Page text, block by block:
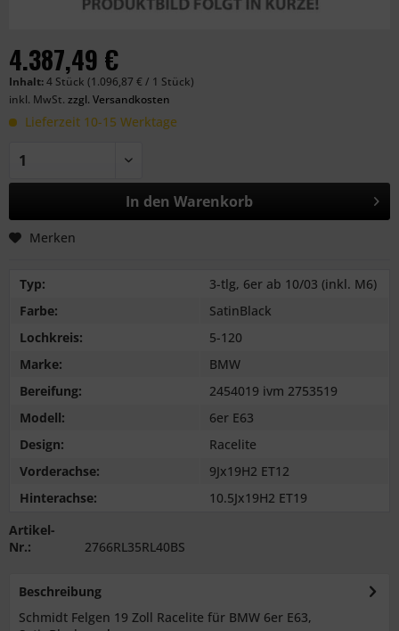
4.387,49 €
Inhalt:4 Stück (1.096,87 € / 1 Stück)
inkl. MwSt. zzgl. Versandkosten
Lieferzeit 10-15 Werktage
In den Warenkorb
Merken
Typ:
3-tlg, 6er ab 10/03 (inkl. M6)
Farbe:
SatinBlack
Lochkreis:
5-120
Marke:
BMW
Bereifung:
2454019 ivm 2753519
Modell:
6er E63
Design:
Racelite
Vorderachse:
9Jx19H2 ET12
Hinterachse:
10.5Jx19H2 ET19
Artikel-
Nr.:
2766RL35RL40BS
Beschreibung
Schmidt Felgen 19 Zoll Racelite für BMW 6er E63,